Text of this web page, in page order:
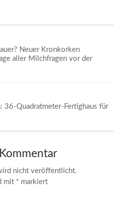
Neuer Kronkorken
aller Milchfragen vor der
Quadratmeter-Fertighaus für
nicht veröffentlicht.
mit * markiert